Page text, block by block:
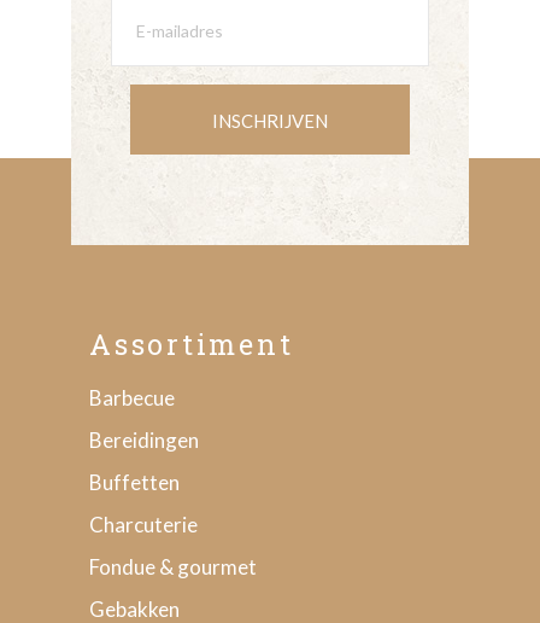
INSCHRIJVEN
Assortiment
Barbecue
Bereidingen
Buffetten
Charcuterie
Fondue & gourmet
Gebakken